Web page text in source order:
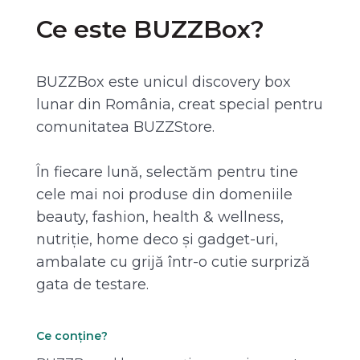
Ce este BUZZBox?
BUZZBox este unicul discovery box
lunar din România, creat special pentru
comunitatea BUZZStore.
În fiecare lună, selectăm pentru tine
cele mai noi produse din domeniile
beauty, fashion, health & wellness,
nutriție, home deco și gadget-uri,
ambalate cu grijă într-o cutie surpriză
gata de testare.
Ce conține?